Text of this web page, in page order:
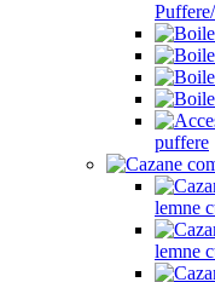
puffere
lemne
lemne